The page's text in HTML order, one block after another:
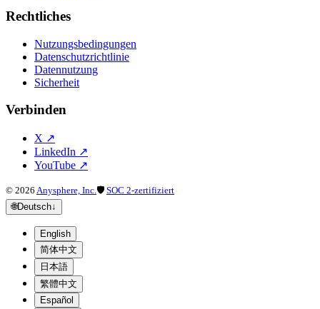
Rechtliches
Nutzungsbedingungen
Datenschutzrichtlinie
Datennutzung
Sicherheit
Verbinden
X ↗
LinkedIn ↗
YouTube ↗
© 2026 Anysphere, Inc. 🛡 SOC 2-zertifiziert
🌐Deutsch↓
English
简体中文
日本語
繁體中文
Español